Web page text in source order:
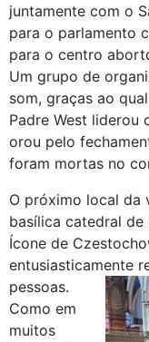
juntamente com o
para o parlamento
para o centro
Um grupo de
som, graças ao
Padre West liderou
orou pelo
foram mortas no
O próximo local da
basílica catedral de
Ícone de
entusiasticamente
pessoas.
Como em
muitos